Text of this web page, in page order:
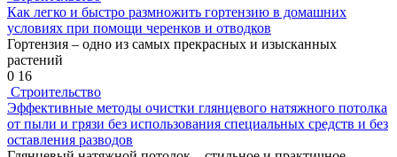
Как легко и быстро размножить гортензию в домашних
условиях при помощи черенков и отводков
Гортензия – одно из самых прекрасных и изысканных
растений
0 16
Строительство
Эффективные методы очистки глянцевого натяжного потолка
от пыли и грязи без использования специальных средств и без
оставления разводов